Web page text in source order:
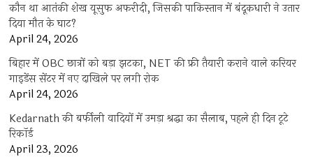
कौन था आतंकी शेख यूसुफ अफरीदी, जिसकी पाकिस्तान में बंदूकधारी ने उतार
दिया मौत के घाट?
April 24, 2026
बिहार में OBC छात्रों को बड़ा झटका, NET की फ्री तैयारी कराने वाले करियर
गाइडेंस सेंटर में नए दाखिले पर लगी रोक
April 24, 2026
Kedarnath की बर्फीली वादियों में उमड़ा श्रद्धा का सैलाब, पहले ही दिन टूटे
रिकॉर्ड
April 23, 2026